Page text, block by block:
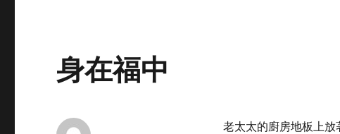
身在福中
老太太的廚房地板上